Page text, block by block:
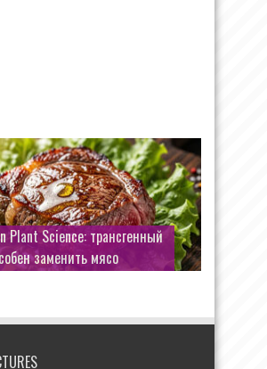
Plant Science: трансгенный
заменить мясо